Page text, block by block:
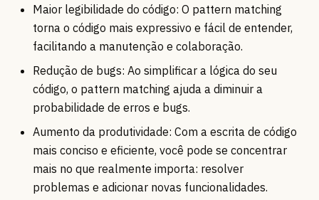
Maior legibilidade do código: O pattern matching
torna o código mais expressivo e fácil de entender,
facilitando a manutenção e colaboração.
Redução de bugs: Ao simplificar a lógica do seu
código, o pattern matching ajuda a diminuir a
probabilidade de erros e bugs.
Aumento da produtividade: Com a escrita de código
mais conciso e eficiente, você pode se concentrar
mais no que realmente importa: resolver
problemas e adicionar novas funcionalidades.